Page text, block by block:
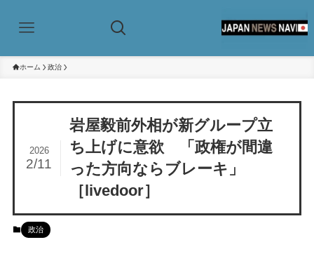
ホーム 政治
岩屋毅前外相が新グループ立
ち上げに意欲 「政権が間違
った方向ならブレーキ」
［livedoor］
2026
2/11
政治